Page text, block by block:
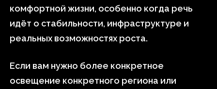
комфортной жизни, особенно когда речь
идёт о стабильности, инфраструктуре и
реальных возможностях роста.
Если вам нужно более конкретное
освещение конкретного региона или